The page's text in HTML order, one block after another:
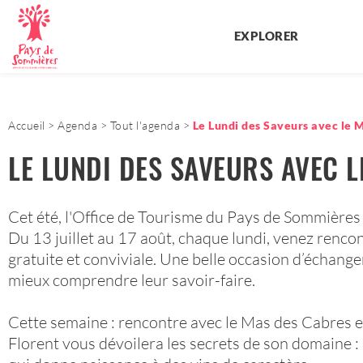
EXPLORER
Accueil Agenda Tout l'agenda Le Lundi des Saveurs avec le
LE LUNDI DES SAVEURS AVEC
Cet été, l'Office de Tourisme du Pays de
Du 13 juillet au 17 août, chaque lundi, venez
gratuite et conviviale. Une belle occasion
mieux comprendre leur savoir-faire.
Cette semaine : rencontre avec le Mas des Cabres
Florent vous dévoilera les secrets de son